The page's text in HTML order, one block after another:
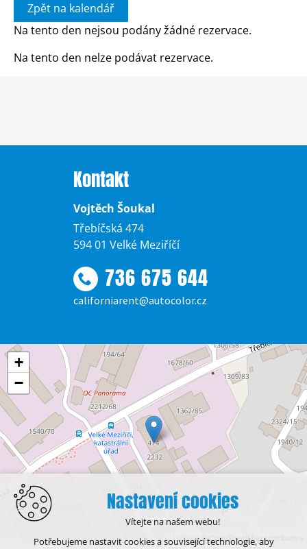
Nastavení cookies
Vítejte na našem webu!
Potřebujeme nastavit cookies a související technologie, aby
Zpět na kalendář
Na tento den nejsou podány žádné rezervace.
Na tento den nelze podávat rezervace.
Kontakt
Vojtěch Šoukal
Třebíčská 474
594 01 Velké Meziříčí
736 675 644
californiarent@autocolor.cz
+
−
Leaflet | © OpenStreetMap contributors